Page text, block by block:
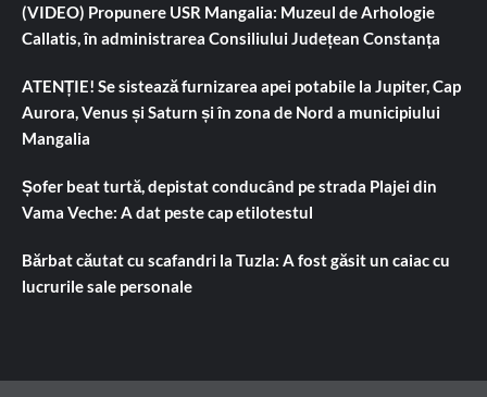
(VIDEO) Propunere USR Mangalia: Muzeul de Arhologie
Callatis, în administrarea Consiliului Județean Constanța
ATENȚIE! Se sistează furnizarea apei potabile la Jupiter, Cap
Aurora, Venus și Saturn și în zona de Nord a municipiului
Mangalia
Șofer beat turtă, depistat conducând pe strada Plajei din
Vama Veche: A dat peste cap etilotestul
Bărbat căutat cu scafandri la Tuzla: A fost găsit un caiac cu
lucrurile sale personale